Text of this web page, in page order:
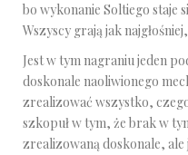
bo wykonanie Soltiego staje
Wszyscy grają jak
Jest w tym nagraniu jeden
doskonale naoliwionego
zrealizować wszystko,
szkopuł w tym, że brak w
zrealizowaną doskonale, ale